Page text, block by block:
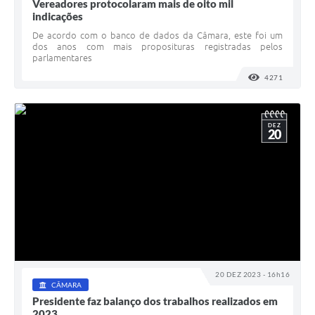
Vereadores protocolaram mais de oito mil
indicações
De acordo com o banco de dados da Câmara, este foi um
dos anos com mais proposituras registradas pelos
parlamentares
4271
20 DEZ 2023 - 16h16
DEZ
20
CÂMARA
Presidente faz balanço dos trabalhos realizados em